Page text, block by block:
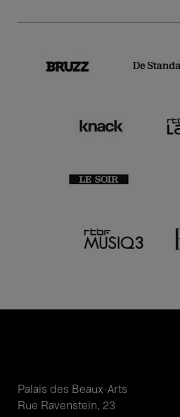
Palais des Beaux-Arts
Rue Ravenstein, 23